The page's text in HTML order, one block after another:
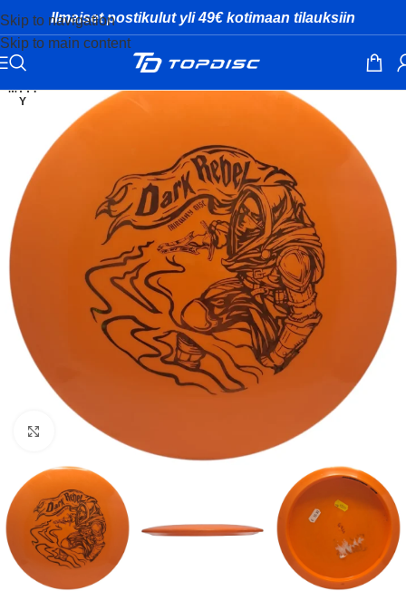
Skip to navigation
Skip to main content
Ilmaiset postikulut yli 49€ kotimaan tilauksiin
MYYT
Y
Klikkaa suuremmaksi